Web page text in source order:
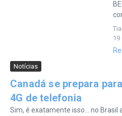
19
Notícias
Canadá se prepara
4G de telefonia
Sim, é exatamente isso… no Brasil